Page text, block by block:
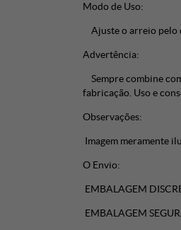
Modo de Uso:
Ajuste o arreio pelo
Advertência:
Sempre combine
fabricação. Uso e
Observações:
Imagem meramente
O Envio:
EMBALAGEM
EMBALAGEM